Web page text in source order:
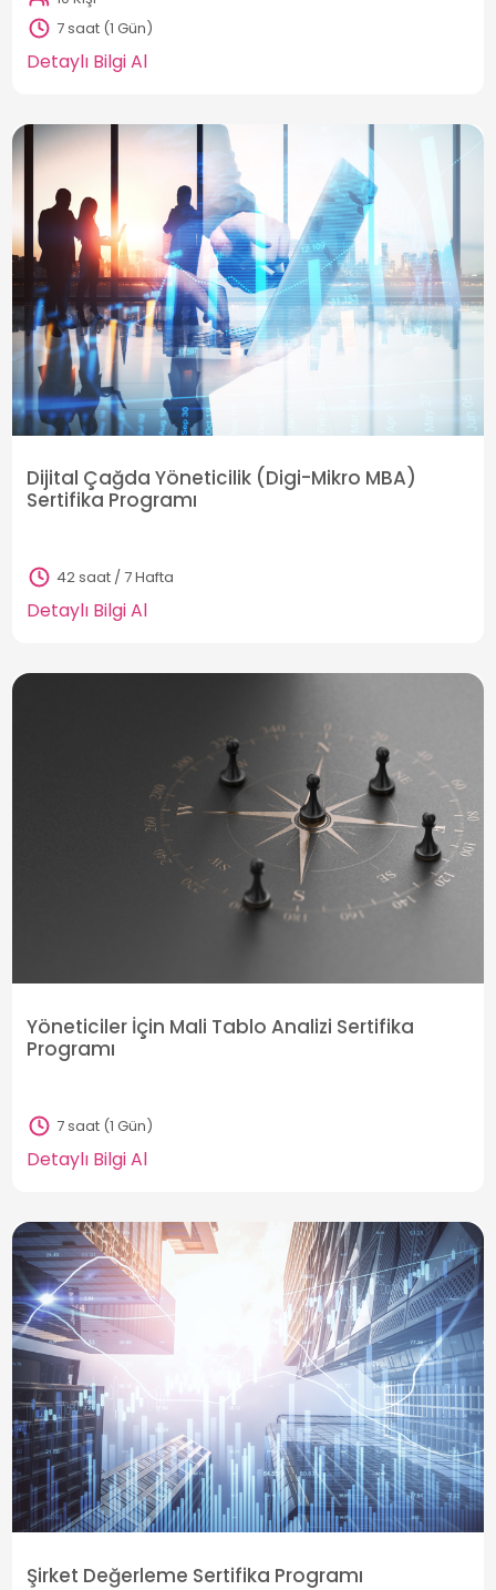
7 saat (1 Gün)
Detaylı Bilgi Al
Dijital Çağda Yöneticilik (Digi-Mikro MBA)
Sertifika Programı
42 saat / 7 Hafta
Detaylı Bilgi Al
Yöneticiler İçin Mali Tablo Analizi Sertifika
Programı
7 saat (1 Gün)
Detaylı Bilgi Al
Şirket Değerleme Sertifika Programı